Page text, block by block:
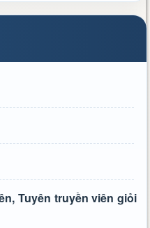
Tuyên truyền viên giỏi